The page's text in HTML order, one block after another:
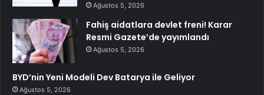
Ağustos 5, 2026
Fahiş aidatlara devlet freni! Karar
Resmi Gazete’de yayımlandı
Ağustos 5, 2026
BYD’nin Yeni Modeli Dev Batarya ile Geliyor
Ağustos 5, 2026